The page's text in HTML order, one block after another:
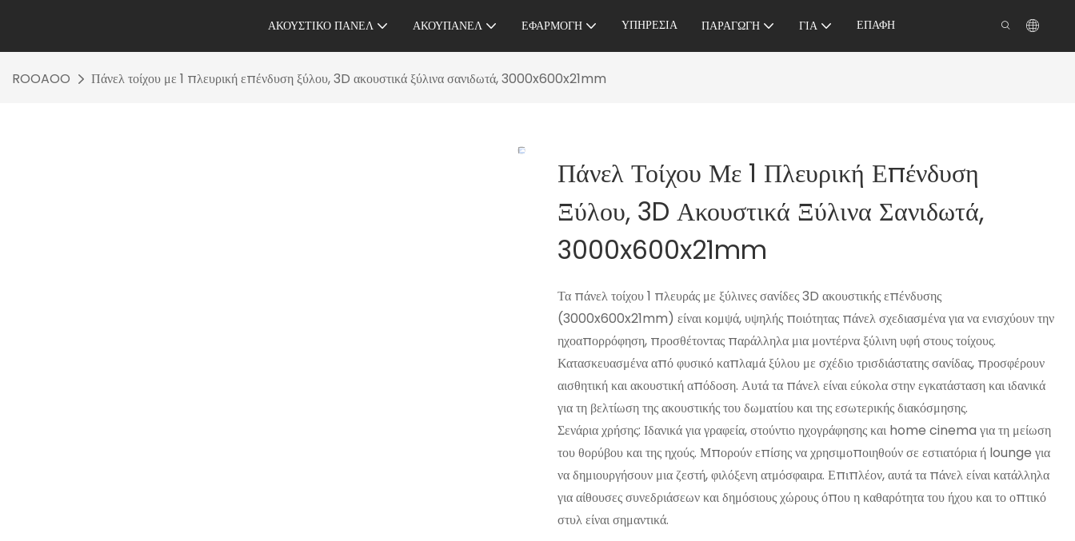
ΑΚΟΥΣΤΙΚΌ ΠΆΝΕΛ ΑΚΟΥΠΑΝΈΛ ΕΦΑΡΜΟΓΉ ΥΠΗΡΕΣΊΑ ΠΑΡΑΓΩΓΉ ΓΙΑ ΕΠΑΦΉ
ROOAOO Πάνελ τοίχου με 1 πλευρική επένδυση ξύλου, 3D ακουστικά ξύλινα σανιδωτά, 3000x600x21mm
Πάνελ Τοίχου Με 1 Πλευρική Επένδυση
Ξύλου, 3D Ακουστικά Ξύλινα Σανιδωτά,
3000x600x21mm
Τα πάνελ τοίχου 1 πλευράς με ξύλινες σανίδες 3D ακουστικής επένδυσης
(3000x600x21mm) είναι κομψά, υψηλής ποιότητας πάνελ σχεδιασμένα για να ενισχύουν την
ηχοαπορρόφηση, προσθέτοντας παράλληλα μια μοντέρνα ξύλινη υφή στους τοίχους.
Κατασκευασμένα από φυσικό καπλαμά ξύλου με σχέδιο τρισδιάστατης σανίδας, προσφέρουν
αισθητική και ακουστική απόδοση. Αυτά τα πάνελ είναι εύκολα στην εγκατάσταση και ιδανικά
για τη βελτίωση της ακουστικής του δωματίου και της εσωτερικής διακόσμησης.
Σενάρια χρήσης: Ιδανικά για γραφεία, στούντιο ηχογράφησης και home cinema για τη μείωση
του θορύβου και της ηχούς. Μπορούν επίσης να χρησιμοποιηθούν σε εστιατόρια ή lounge για
να δημιουργήσουν μια ζεστή, φιλόξενη ατμόσφαιρα. Επιπλέον, αυτά τα πάνελ είναι κατάλληλα
για αίθουσες συνεδριάσεων και δημόσιους χώρους όπου η καθαρότητα του ήχου και το οπτικό
στυλ είναι σημαντικά.